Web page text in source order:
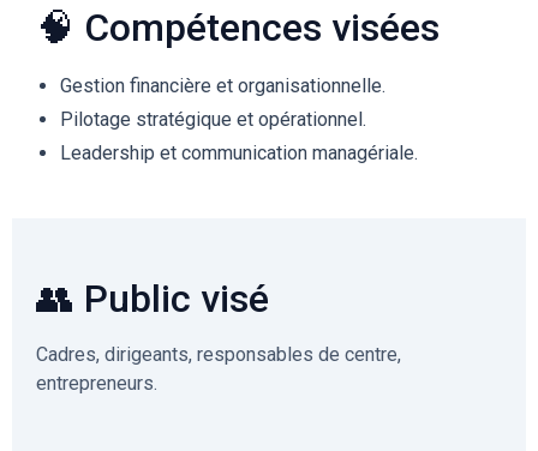
🧠 Compétences visées
Gestion financière et organisationnelle.
Pilotage stratégique et opérationnel.
Leadership et communication managériale.
👥 Public visé
Cadres, dirigeants, responsables de centre,
entrepreneurs.